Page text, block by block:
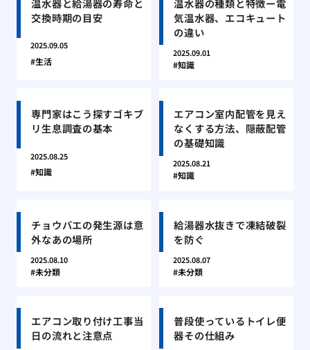
温水器と給湯器の寿命と
交換時期の目安
2025.09.05
生活
温水器の種類と特徴ー電
気温水器、エコキュート
の違い
2025.09.01
知識
専門家はこう探すゴキブ
リ生息調査の基本
2025.08.25
知識
エアコン室内配管を見え
なくする方法、隠蔽配管
の基礎知識
2025.08.21
知識
チョウバエの発生源は意
外なあの場所
2025.08.10
未分類
給湯器水抜きで凍結破裂
を防ぐ
2025.08.07
未分類
エアコン取り付け工事当
日の流れと注意点
普段使っているトイレ便
器その仕組み